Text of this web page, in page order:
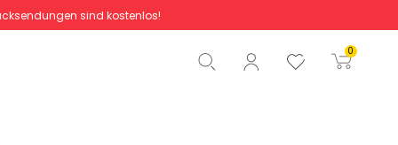
sind kostenlos!
0
Gesamtbetrag 0,00 €
Start der Bestellung